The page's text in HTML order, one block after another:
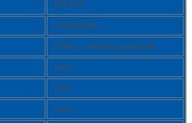
BA15d
Glühlampe
Röhre, einseitig gesockelt
nein
nein
nein